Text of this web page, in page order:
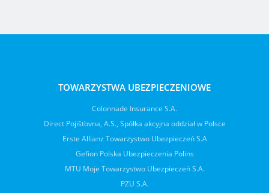
TOWARZYSTWA UBEZPIECZENIOWE
Colonnade Insurance S.A.
Direct Pojišťovna, A.S., Spółka akcyjna oddział w Polsce
Erste Allianz Towarzystwo Ubezpieczeń S.A
Gefion Polska Ubezpieczenia Polins
MTU Moje Towarzystwo Ubezpieczeń S.A.
PZU S.A.